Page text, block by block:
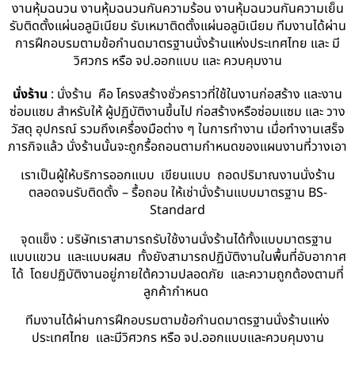
งานหุ้มฉนวน งานหุ้มฉนวนกันความร้อน งานหุ้มฉนวนกันความเย็น
รับติดตั้งแผ่นอลูมิเนียม รับเหมาติดตั้งแผ่นอลูมิเนียม ทีมงานได้ผ่าน
การฝึกอบรมตามข้อกำนดมาตรฐานนั่งร้านแห่งประเทศไทย และ มี
วิศวกร หรือ จป.ออกแบบ และ ควบคุมงาน
นั่งร้าน : นั่งร้าน คือ โครงสร้างชั่วคราวที่ใช้ในงานก่อสร้าง และงาน
ซ่อมแซม สำหรับให้ ผู้ปฏิบัติงานขึ้นไป ก่อสร้างหรือซ่อมแซม และ วาง
วัสดุ อุปกรณ์ รวมถึงเครื่องมือต่าง ๆ ในการทำงาน เมื่อทำงานเสร็จ
ภารกิจแล้ว นั่งร้านนั้นจะถูกรื้อถอนตามกำหนดของแผนงานที่วางเอา
เราเป็นผู้ให้บริการออกแบบ เขียนแบบ ถอดปริมาณงานนั่งร้าน
ตลอดจนรับติดตั้ง – รื้อถอน ให้เช่านั่งร้านแบบมาตรฐาน BS-
Standard
จุดแข็ง : บริษัทเราสามารถรับใช้งานนั่งร้านได้ทั้งแบบมาตรฐาน
แบบแขวน และแบบผสม ทั้งยังสามารถปฏิบัติงานในพื้นที่อับอากาศ
ได้ โดยปฏิบัติงานอยู่ภายใต้ความปลอดภัย และความถูกต้องตามที่
ลูกค้ากำหนด
ทีมงานได้ผ่านการฝึกอบรมตามข้อกำนดมาตรฐานนั่งร้านแห่ง
ประเทศไทย และมีวิศวกร หรือ จป.ออกแบบและควบคุมงาน